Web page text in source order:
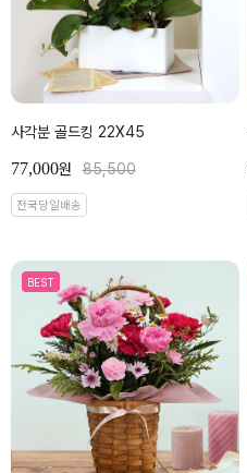
사각분 골드킹 22X45
77,000원 85,500
전국당일배송
BEST